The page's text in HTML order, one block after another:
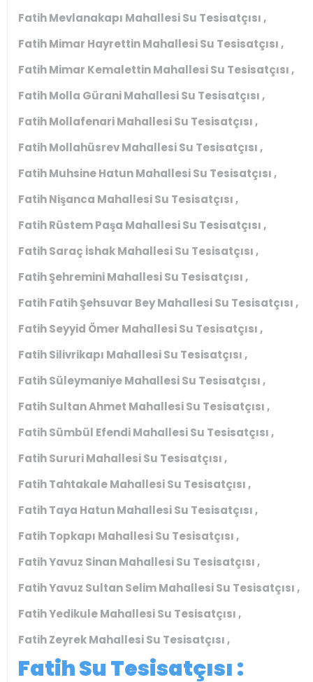
Fatih Mevlanakapı Mahallesi Su Tesisatçısı ,
Fatih Mimar Hayrettin Mahallesi Su Tesisatçısı ,
Fatih Mimar Kemalettin Mahallesi Su Tesisatçısı ,
Fatih Molla Gürani Mahallesi Su Tesisatçısı ,
Fatih Mollafenari Mahallesi Su Tesisatçısı ,
Fatih Mollahüsrev Mahallesi Su Tesisatçısı ,
Fatih Muhsine Hatun Mahallesi Su Tesisatçısı ,
Fatih Nişanca Mahallesi Su Tesisatçısı ,
Fatih Rüstem Paşa Mahallesi Su Tesisatçısı ,
Fatih Saraç İshak Mahallesi Su Tesisatçısı ,
Fatih Şehremini Mahallesi Su Tesisatçısı ,
Fatih Fatih Şehsuvar Bey Mahallesi Su Tesisatçısı ,
Fatih Seyyid Ömer Mahallesi Su Tesisatçısı ,
Fatih Silivrikapı Mahallesi Su Tesisatçısı ,
Fatih Süleymaniye Mahallesi Su Tesisatçısı ,
Fatih Sultan Ahmet Mahallesi Su Tesisatçısı ,
Fatih Sümbül Efendi Mahallesi Su Tesisatçısı ,
Fatih Sururi Mahallesi Su Tesisatçısı ,
Fatih Tahtakale Mahallesi Su Tesisatçısı ,
Fatih Taya Hatun Mahallesi Su Tesisatçısı ,
Fatih Topkapı Mahallesi Su Tesisatçısı ,
Fatih Yavuz Sinan Mahallesi Su Tesisatçısı ,
Fatih Yavuz Sultan Selim Mahallesi Su Tesisatçısı ,
Fatih Yedikule Mahallesi Su Tesisatçısı ,
Fatih Zeyrek Mahallesi Su Tesisatçısı ,
Fatih Su Tesisatçısı :